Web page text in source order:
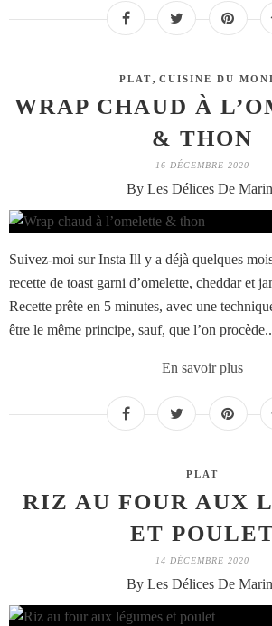
PLAT, CUISINE DU
WRAP CHAUD À
& THON
16 DÉCEMBRE 2020
By Les Délices De
Suivez-moi sur Insta Ill y a déjà quelques
recette de toast garni d’omelette, cheddar et
Recette prête en 5 minutes, avec une
être le même principe, sauf, que l’on
En savoir plus
PLAT
RIZ AU FOUR AUX
ET
14 DÉCEMBRE 2020
By Les Délices De